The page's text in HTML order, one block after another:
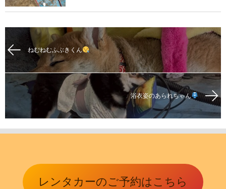
ねむねむふぶきくん
浴衣姿のあられちゃん
レンタカーのご予約はこちら